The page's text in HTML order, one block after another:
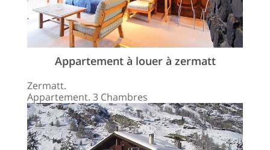
Appartement à louer à zermatt
Zermatt.
Appartement. 3 Chambres